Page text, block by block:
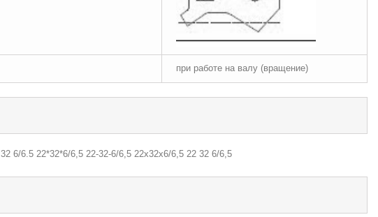
при работе на валу (вращение)
6/6.5 22*32*6/6,5 22-32-6/6,5 22х32х6/6,5 22 32 6/6,5